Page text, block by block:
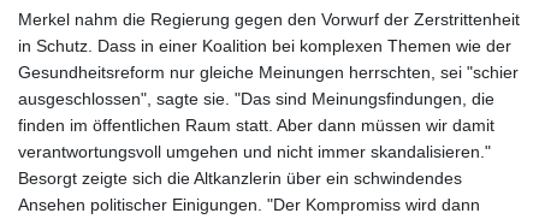
Merkel nahm die Regierung gegen den Vorwurf der Zerstrittenheit
in Schutz. Dass in einer Koalition bei komplexen Themen wie der
Gesundheitsreform nur gleiche Meinungen herrschten, sei "schier
ausgeschlossen", sagte sie. "Das sind Meinungsfindungen, die
finden im öffentlichen Raum statt. Aber dann müssen wir damit
verantwortungsvoll umgehen und nicht immer skandalisieren."
Besorgt zeigte sich die Altkanzlerin über ein schwindendes
Ansehen politischer Einigungen. "Der Kompromiss wird dann